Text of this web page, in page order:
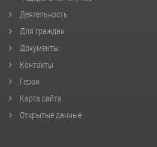
Деятельность
Для граждан
Документы
Контакты
Герои
Карта сайта
Открытые данные